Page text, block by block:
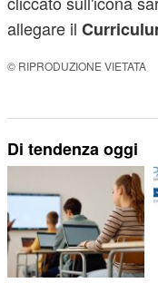
allegare il C
© RIPRODUZIONE VIETATA
Di tendenza oggi